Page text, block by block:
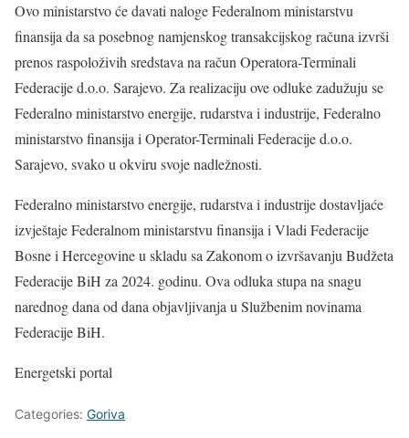
Ovo ministarstvo će davati naloge Federalnom ministarstvu
finansija da sa posebnog namjenskog transakcijskog računa izvrši
prenos raspoloživih sredstava na račun Operatora-Terminali
Federacije d.o.o. Sarajevo. Za realizaciju ove odluke zadužuju se
Federalno ministarstvo energije, rudarstva i industrije, Federalno
ministarstvo finansija i Operator-Terminali Federacije d.o.o.
Sarajevo, svako u okviru svoje nadležnosti.
Federalno ministarstvo energije, rudarstva i industrije dostavljaće
izvještaje Federalnom ministarstvu finansija i Vladi Federacije
Bosne i Hercegovine u skladu sa Zakonom o izvršavanju Budžeta
Federacije BiH za 2024. godinu. Ova odluka stupa na snagu
narednog dana od dana objavljivanja u Službenim novinama
Federacije BiH.
Energetski portal
Categories: Goriva